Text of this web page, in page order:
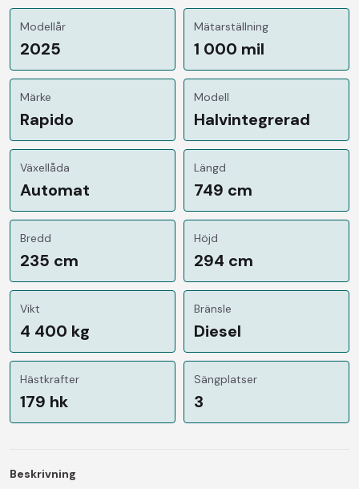
Modellår
2025
Mätarställning
1 000 mil
Märke
Rapido
Modell
Halvintegrerad
Växellåda
Automat
Längd
749 cm
Bredd
235 cm
Höjd
294 cm
Vikt
4 400 kg
Bränsle
Diesel
Hästkrafter
179 hk
Sängplatser
3
Beskrivning